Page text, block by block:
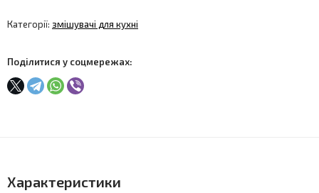
Категорії: змішувачі для кухні
Поділитися у соцмережах:
Характеристики